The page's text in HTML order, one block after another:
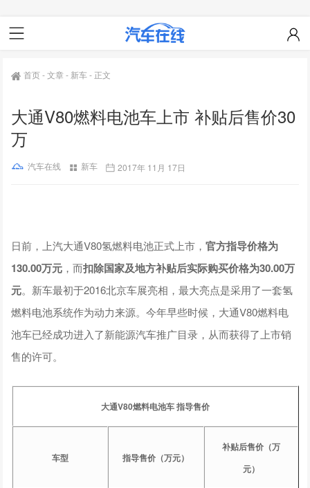
首页-文章- 新车- 正文
大通V80燃料电池车上市 补贴后售价30
万
汽车在线 新车 2017年 11月 17日
日前，上汽大通V80氢燃料电池正式上市，官方指导价格为
130.00万元 ，而扣除国家及地方补贴后实际购买价格为30.00万
元。新车最初于2016北京车展亮相，最大亮点是采用了一套氢
燃料电池系统作为动力来源。今年早些时候，大通V80燃料电
池车已经成功进入了新能源汽车推广目录，从而获得了上市销
售的许可。
大通V80燃料电池车 指导售价
车型 指导售价（万元）
补贴后售价（万
元）